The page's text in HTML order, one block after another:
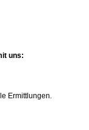
uns:
Ermittlungen.